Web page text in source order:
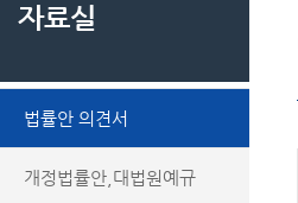
자료실
법률안 의견서
개정법률안,대법원예규